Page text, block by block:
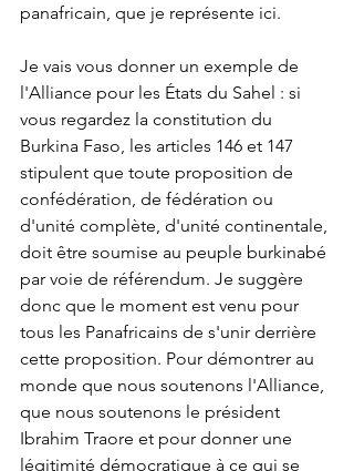
panafricain, que je représente ici.
Je vais vous donner un exemple de
l'Alliance pour les États du Sahel : si
vous regardez la constitution du
Burkina Faso, les articles 146 et 147
stipulent que toute proposition de
confédération, de fédération ou
d'unité complète, d'unité continentale,
doit être soumise au peuple burkinabé
par voie de référendum. Je suggère
donc que le moment est venu pour
tous les Panafricains de s'unir derrière
cette proposition. Pour démontrer au
monde que nous soutenons l'Alliance,
que nous soutenons le président
Ibrahim Traore et pour donner une
légitimité démocratique à ce qui se